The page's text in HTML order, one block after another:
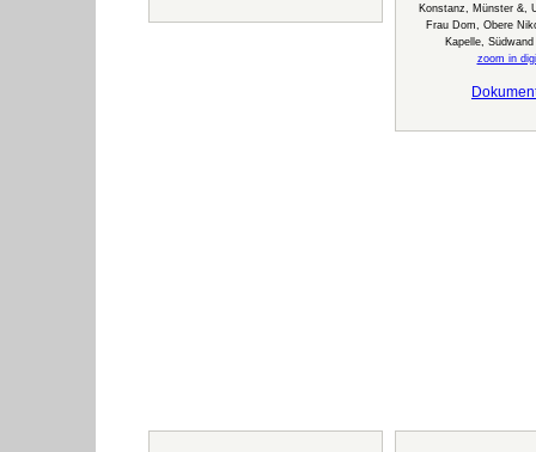
Konstanz, Münster &,
Frau Dom, Obere
Kapelle, Südwand
zoom in